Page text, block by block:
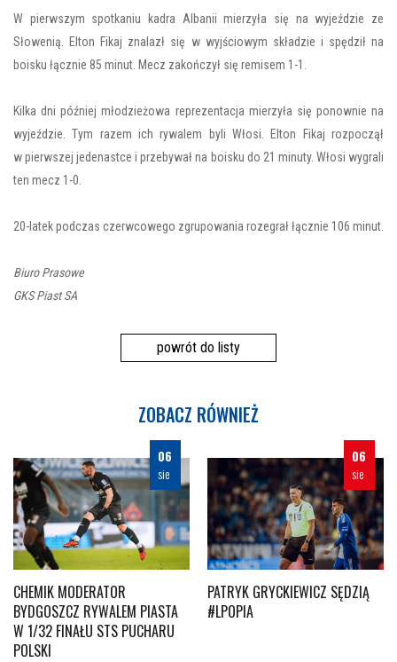
W pierwszym spotkaniu kadra Albanii mierzyła się na wyjeździe ze
Słowenią. Elton Fikaj znalazł się w wyjściowym składzie i spędził na
boisku łącznie 85 minut. Mecz zakończył się remisem 1-1.
Kilka dni później młodzieżowa reprezentacja mierzyła się ponownie na
wyjeździe. Tym razem ich rywalem byli Włosi. Elton Fikaj rozpoczął
w pierwszej jedenastce i przebywał na boisku do 21 minuty. Włosi wygrali
ten mecz 1-0.
20-latek podczas czerwcowego zgrupowania rozegrał łącznie 106 minut.
Biuro Prasowe
GKS Piast SA
powrót do listy
ZOBACZ RÓWNIEŻ
06
sie
CHEMIK MODERATOR
BYDGOSZCZ RYWALEM PIASTA
W 1/32 FINAŁU STS PUCHARU
POLSKI
06
sie
PATRYK GRYCKIEWICZ SĘDZIĄ
#LPOPIA